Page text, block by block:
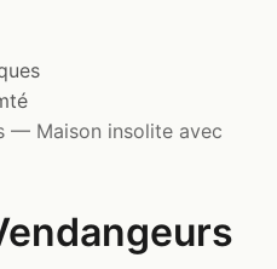
— Maison insolite avec